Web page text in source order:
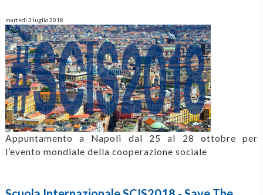
martedì 3 luglio 2018
Appuntamento a Napoli dal 25 al 28 ottobre per
l’evento mondiale della cooperazione sociale